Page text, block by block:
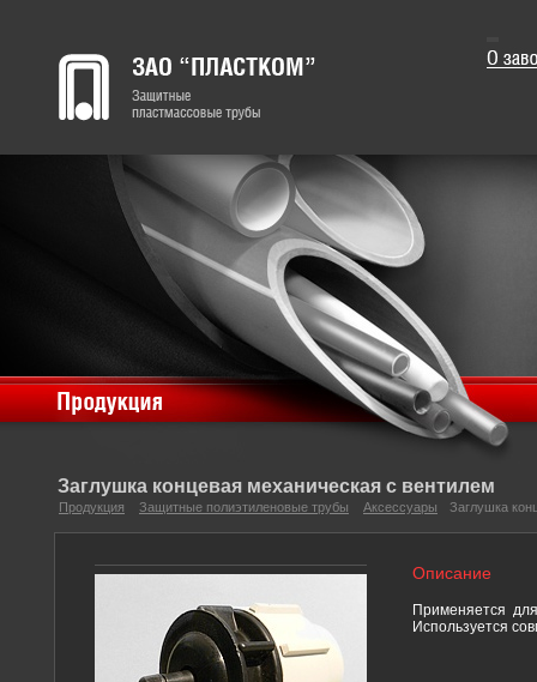
Заглушка концевая механическая с вентилем
Продукция Защитные полиэтиленовые трубы Аксессуары Заглушка
Описание
Применяется
Используется